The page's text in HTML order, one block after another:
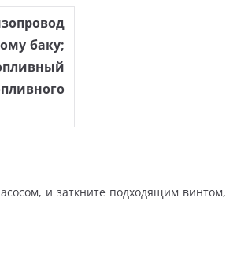
баку;
и заткните подходящим винтом,